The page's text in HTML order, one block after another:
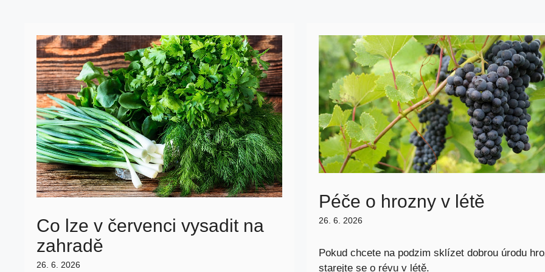
Co lze v červenci vysadit na
zahradě
26. 6. 2026
Péče o hrozny v létě
26. 6. 2026
Pokud chcete na podzim sklízet dobrou úrodu
starejte se o révu v létě.